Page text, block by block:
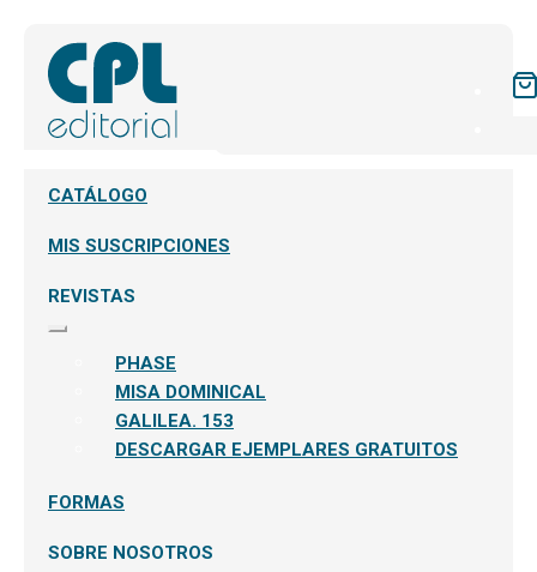
CATÁLOGO
MIS SUSCRIPCIONES
REVISTAS
Expandir
PHASE
MISA DOMINICAL
GALILEA. 153
DESCARGAR EJEMPLARES GRATUITOS
FORMAS
SOBRE NOSOTROS